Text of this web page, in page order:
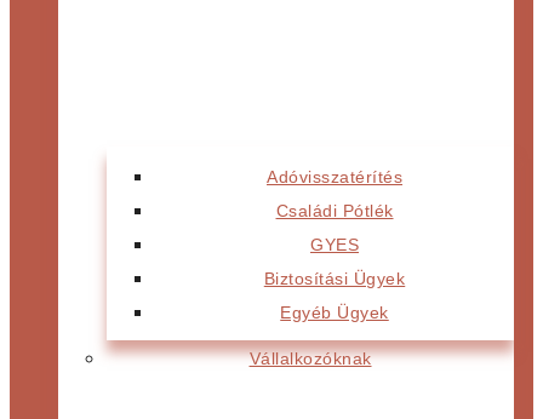
Adóvisszatérítés
Családi Pótlék
GYES
Biztosítási Ügyek
Egyéb Ügyek
Vállalkozóknak